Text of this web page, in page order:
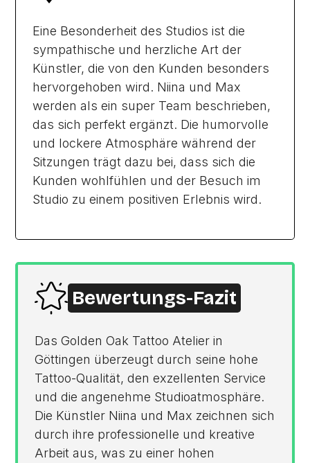
Eine Besonderheit des Studios ist die
sympathische und herzliche Art der
Künstler, die von den Kunden besonders
hervorgehoben wird. Niina und Max
werden als ein super Team beschrieben,
das sich perfekt ergänzt. Die humorvolle
und lockere Atmosphäre während der
Sitzungen trägt dazu bei, dass sich die
Kunden wohlfühlen und der Besuch im
Studio zu einem positiven Erlebnis wird.
Bewertungs-Fazit
Das Golden Oak Tattoo Atelier in
Göttingen überzeugt durch seine hohe
Tattoo-Qualität, den exzellenten Service
und die angenehme Studioatmosphäre.
Die Künstler Niina und Max zeichnen sich
durch ihre professionelle und kreative
Arbeit aus, was zu einer hohen